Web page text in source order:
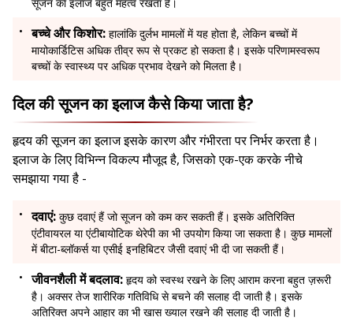
बच्चे और किशोर: हालांकि दुर्लभ मामलों में यह होता है, लेकिन बच्चों में
मायोकार्डिटिस अधिक तीव्र रूप से प्रकट हो सकता है। इसके परिणामस्वरूप
बच्चों के स्वास्थ्य पर अधिक प्रभाव देखने को मिलता है।
दिल की सूजन का इलाज कैसे किया जाता है?
हृदय की सूजन का इलाज इसके कारण और गंभीरता पर निर्भर करता है।
इलाज के लिए विभिन्न विकल्प मौजूद है, जिसको एक-एक करके नीचे
समझाया गया है -
दवाएं: कुछ दवाएं हैं जो सूजन को कम कर सकती हैं। इसके अतिरिक्ति
एंटीवायरल या एंटीबायोटिक थेरेपी का भी उपयोग किया जा सकता है। कुछ मामलों
में बीटा-ब्लॉकर्स या एसीई इनहिबिटर जैसी दवाएं भी दी जा सकती हैं।
जीवनशैली में बदलाव: हृदय को स्वस्थ रखने के लिए आराम करना बहुत ज़रूरी
है। अक्सर तेज शारीरिक गतिविधि से बचने की सलाह दी जाती है। इसके
अतिरिक्त अपने आहार का भी खास ख्याल रखने की सलाह दी जाती है।